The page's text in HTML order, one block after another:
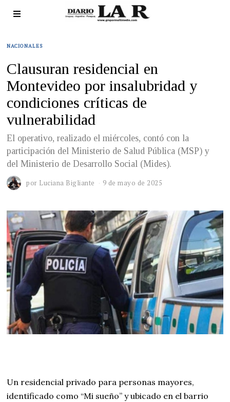
NACIONALES
Clausuran residencial en
Montevideo por insalubridad y
condiciones críticas de
vulnerabilidad
El operativo, realizado el miércoles, contó con la
participación del Ministerio de Salud Pública (MSP) y
del Ministerio de Desarrollo Social (Mides).
por Luciana Bigliante 9 de mayo de 2025
Un residencial privado para personas mayores,
identificado como “Mi sueño” y ubicado en el barrio